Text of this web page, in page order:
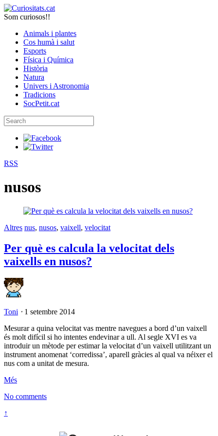
Som curiosos!!
Animals i plantes
Cos humà i salut
Esports
Física i Química
Història
Natura
Univers i Astronomia
Tradicions
SocPetit.cat
RSS
nusos
Altres nus, nusos, vaixell, velocitat
Per què es calcula la velocitat dels
vaixells en nusos?
Toni ⋅ 1 setembre 2014
Mesurar a quina velocitat vas mentre navegues a bord d’un vaixell
és molt difícil si ho intentes endevinar a ull. Al segle XVI es va
introduir un mètode per estimar la velocitat d’un vaixell utilitzant un
instrument anomenat ‘corredissa’, aparell gràcies al qual va néixer el
nus com a unitat de mesura.
Més
No comments
↑